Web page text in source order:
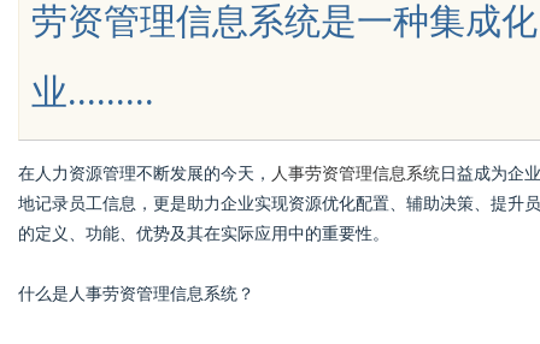
Bo
劳资管理信息系统是一种集成
业.........
在人力资源管理不断发展的今天， 人事劳资管理信息系统 日益成为企
地记录员工信息，更是助力企业实现资源优化配置、辅助决策、提升
的定义、功能、优势及其在实际应用中的重要性。
什么是人事劳资管理信息系统？